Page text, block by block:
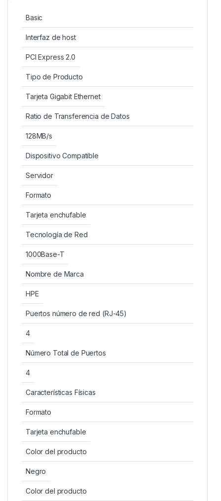
Basic
Interfaz de host
PCI Express 2.0
Tipo de Producto
Tarjeta Gigabit Ethernet
Ratio de Transferencia de Datos
128MB/s
Dispositivo Compatible
Servidor
Formato
Tarjeta enchufable
Tecnología de Red
1000Base-T
Nombre de Marca
HPE
Puertos número de red (RJ-45)
4
Número Total de Puertos
4
Características Físicas
Formato
Tarjeta enchufable
Color del producto
Negro
Color del producto